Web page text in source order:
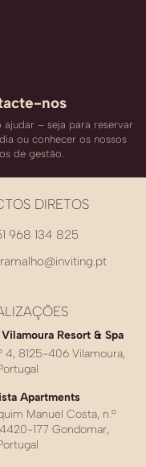
nos
ajudar – seja para reservar
ou conhecer os nossos
de gestão.
DIRETOS
968 134 825
Resort & Spa
4, 8125-406Vilamoura,
Apartments
Manuel Costa, n.º
4420-177 Gondomar,